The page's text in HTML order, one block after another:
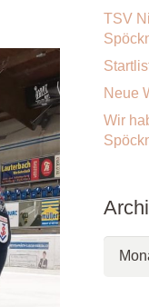
TSV
Neue
Wir
Archiv